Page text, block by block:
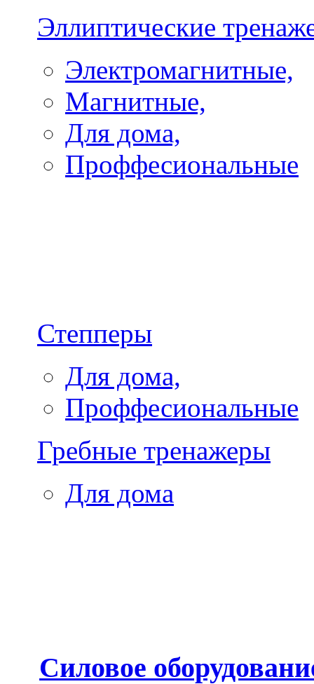
Эллиптические
Электромагнитные,
Магнитные,
Для дома,
Проффесиональные
Степперы
Для дома,
Проффесиональные
Гребные тренажеры
Для дома
Силовое